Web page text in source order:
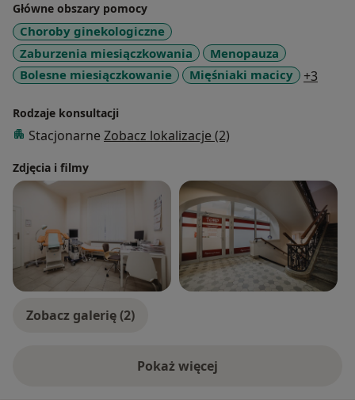
Główne obszary pomocy
Choroby ginekologiczne
Zaburzenia miesiączkowania
Menopauza
Bolesne miesiączkowanie
Mięśniaki macicy +3
Rodzaje konsultacji
Stacjonarne Zobacz lokalizacje (2)
Zdjęcia i filmy
Zobacz galerię (2)
Pokaż więcejo doświadczeniu